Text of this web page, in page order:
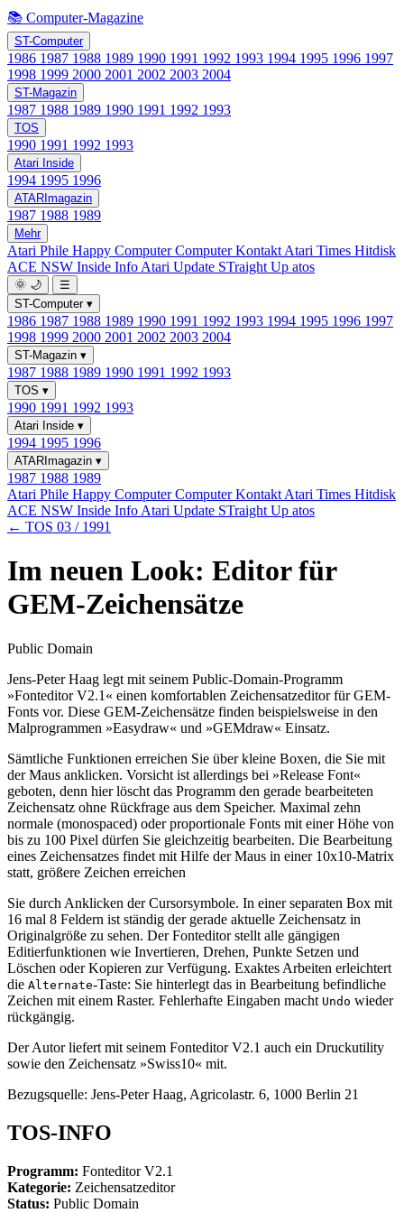
📚 Computer-Magazine
ST-Computer
1986 1987 1988 1989 1990 1991 1992 1993 1994 1995 1996 1997
1998 1999 2000 2001 2002 2003 2004
ST-Magazin
1987 1988 1989 1990 1991 1992 1993
TOS
1990 1991 1992 1993
Atari Inside
1994 1995 1996
ATARImagazin
1987 1988 1989
Mehr
Atari Phile Happy ComputerComputer Kontakt Atari Times Hitdisk
ACE NSW Inside Info Atari Update STraight Up atos
🌞 🌙
☰
ST-Computer ▾
1986 1987 1988 1989 1990 1991 1992 1993 1994 1995 1996 1997
1998 1999 2000 2001 2002 2003 2004
ST-Magazin ▾
1987 1988 1989 1990 1991 1992 1993
TOS ▾
1990 1991 1992 1993
Atari Inside ▾
1994 1995 1996
ATARImagazin ▾
1987 1988 1989
Atari Phile Happy ComputerComputer Kontakt Atari Times Hitdisk
ACE NSW Inside Info Atari Update STraight Up atos
← TOS 03 / 1991
Im neuen Look: Editor für
GEM-Zeichensätze
Public Domain
Jens-Peter Haag legt mit seinem Public-Domain-Programm
»Fonteditor V2.1« einen komfortablen Zeichensatzeditor für GEM-
Fonts vor. Diese GEM-Zeichensätze finden beispielsweise in den
Malprogrammen »Easydraw« und »GEMdraw« Einsatz.
Sämtliche Funktionen erreichen Sie über kleine Boxen, die Sie mit
der Maus anklicken. Vorsicht ist allerdings bei »Release Font«
geboten, denn hier löscht das Programm den gerade bearbeiteten
Zeichensatz ohne Rückfrage aus dem Speicher. Maximal zehn
normale (monospaced) oder proportionale Fonts mit einer Höhe von
bis zu 100 Pixel dürfen Sie gleichzeitig bearbeiten. Die Bearbeitung
eines Zeichensatzes findet mit Hilfe der Maus in einer 10x10-Matrix
statt, größere Zeichen erreichen
Sie durch Anklicken der Cursorsymbole. In einer separaten Box mit
16 mal 8 Feldern ist ständig der gerade aktuelle Zeichensatz in
Originalgröße zu sehen. Der Fonteditor stellt alle gängigen
Editierfunktionen wie Invertieren, Drehen, Punkte Setzen und
Löschen oder Kopieren zur Verfügung. Exaktes Arbeiten erleichtert
die Alternate-Taste: Sie hinterlegt das in Bearbeitung befindliche
Zeichen mit einem Raster. Fehlerhafte Eingaben macht Undo wieder
rückgängig.
Der Autor liefert mit seinem Fonteditor V2.1 auch ein Druckutility
sowie den Zeichensatz »Swiss10« mit.
Bezugsquelle: Jens-Peter Haag, Agricolastr. 6, 1000 Berlin 21
TOS-INFO
Programm: Fonteditor V2.1
Kategorie: Zeichensatzeditor
Status: Public Domain